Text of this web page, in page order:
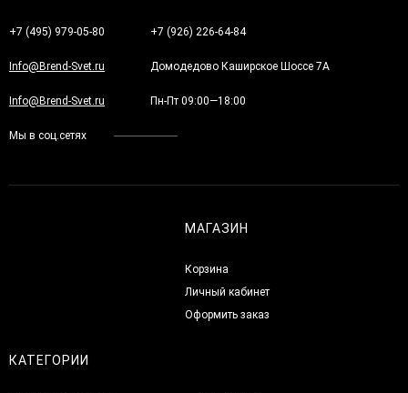
+7 (495) 979-05-80 +7 (926) 226-64-84
Info@Brend-Svet.ru Домодедово Каширское Шоссе 7А
Info@Brend-Svet.ru Пн-Пт 09:00—18:00
Мы в соц.сетях
МАГАЗИН
Корзина
Личный кабинет
Оформить заказ
КАТЕГОРИИ